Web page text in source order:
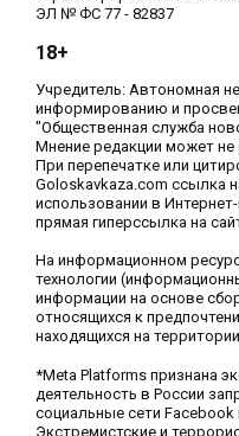
ЭЛ № ФС 77 - 82837
18+
Учредитель: Автономная
информированию и
"Общественная служба
Мнение редакции может
При перепечатке или
Goloskavkaza.com ссылка
использовании в
прямая гиперссылка на
На информационном
технологии
информации на основе
относящихся к
находящихся на
*Meta Platforms признана
деятельность в России
социальные сети
Экстремистские и